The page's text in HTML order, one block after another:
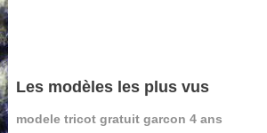
Les modèles les plus vus
modele tricot gratuit garcon 4 ans